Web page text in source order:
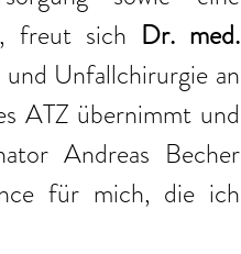
freut sich Dr. med.
Unfallchirurgie an
ATZ übernimmt und
Andreas Becher
für mich, die ich